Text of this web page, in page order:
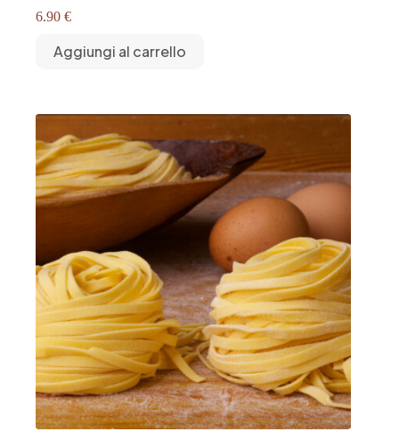
6.90 €
Aggiungi al carrello